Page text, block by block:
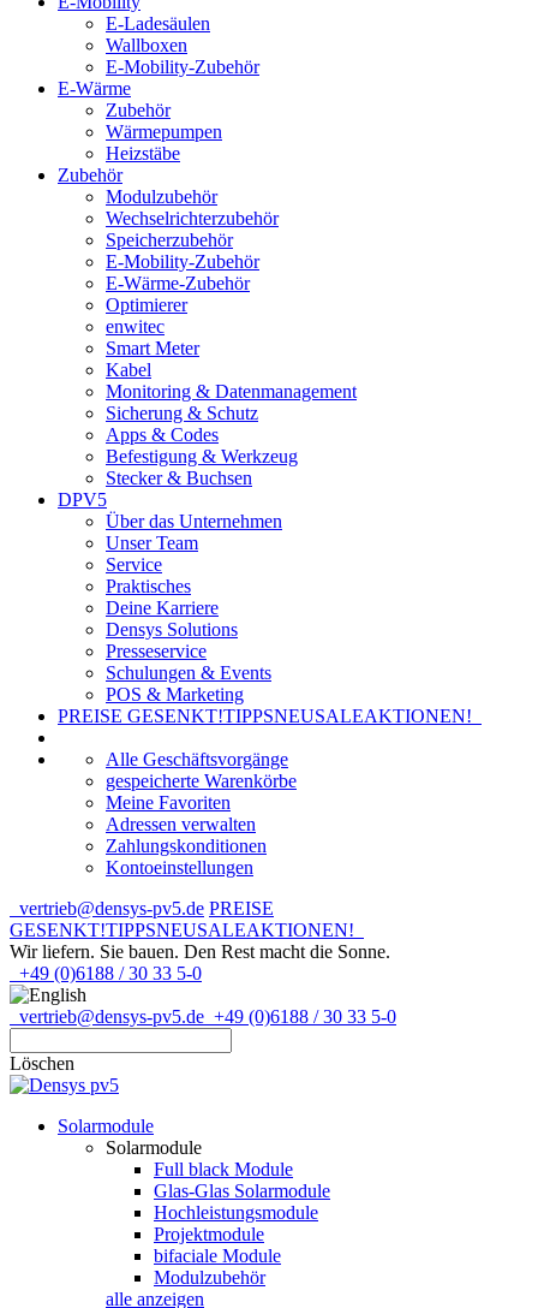
E-Ladesäulen
Wallboxen
E-Mobility-Zubehör
E-Wärme
Zubehör
Wärmepumpen
Heizstäbe
Zubehör
Modulzubehör
Wechselrichterzubehör
Speicherzubehör
E-Mobility-Zubehör
E-Wärme-Zubehör
Optimierer
enwitec
Smart Meter
Kabel
Monitoring & Datenmanagement
Sicherung & Schutz
Apps & Codes
Befestigung & Werkzeug
Stecker & Buchsen
DPV5
Über das Unternehmen
Unser Team
Service
Praktisches
Deine Karriere
Densys Solutions
Presseservice
Schulungen & Events
POS & Marketing
PREISE GESENKT!TIPPSNEUSALEAKTIONEN!
Alle Geschäftsvorgänge
gespeicherte Warenkörbe
Meine Favoriten
Adressen verwalten
Zahlungskonditionen
Kontoeinstellungen
vertrieb@densys-pv5.de PREISE
GESENKT!TIPPSNEUSALEAKTIONEN!
Wir liefern. Sie bauen. Den Rest macht die Sonne.
+49 (0)6188 / 30 33 5-0
vertrieb@densys-pv5.de +49 (0)6188 / 30 33 5-0
Löschen
Solarmodule
Solarmodule
Full black Module
Glas-Glas Solarmodule
Hochleistungsmodule
Projektmodule
bifaciale Module
Modulzubehör
alle anzeigen